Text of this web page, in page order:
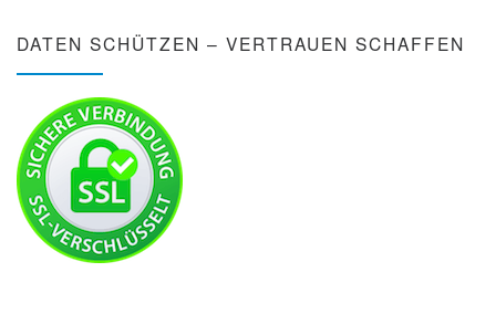
DATEN SCHÜTZEN – VERTRAUEN SCHAFFEN